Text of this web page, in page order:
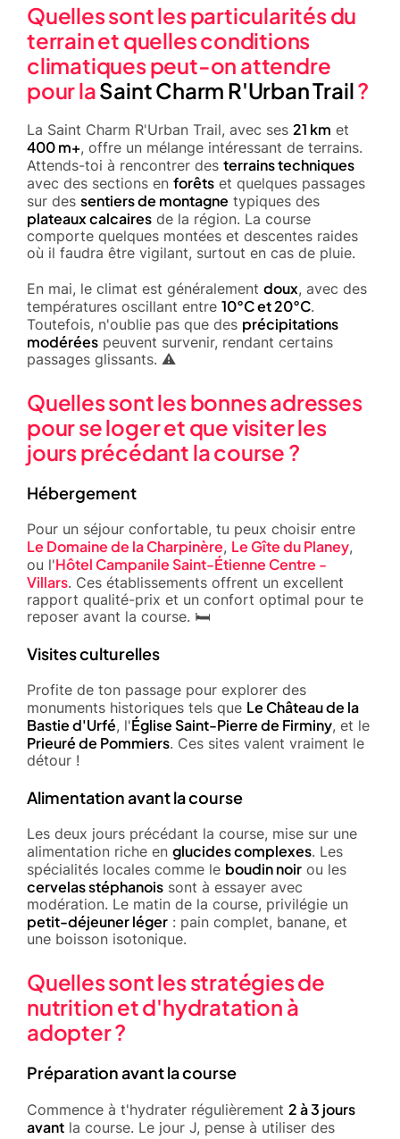
Quelles sont les particularités du
terrain et quelles conditions
climatiques peut-on attendre
pour laSaint Charm R'Urban Trail?
La Saint Charm R'Urban Trail, avec ses 21 km et
400 m+, offre un mélange intéressant de terrains.
Attends-toi à rencontrer des terrains techniques
avec des sections en forêts et quelques passages
sur des sentiers de montagne typiques des
plateaux calcaires de la région. La course
comporte quelques montées et descentes raides
où il faudra être vigilant, surtout en cas de pluie.
En mai, le climat est généralement doux, avec des
températures oscillant entre 10°C et 20°C.
Toutefois, n'oublie pas que des précipitations
modérées peuvent survenir, rendant certains
passages glissants. ⚠️
Quelles sont les bonnes adresses
pour se loger et que visiter les
jours précédant la course ?
Hébergement
Pour un séjour confortable, tu peux choisir entre
Le Domaine de la Charpinère, Le Gîte du Planey,
ou l'Hôtel Campanile Saint-Étienne Centre -
Villars. Ces établissements offrent un excellent
rapport qualité-prix et un confort optimal pour te
reposer avant la course. 🛏️
Visites culturelles
Profite de ton passage pour explorer des
monuments historiques tels que Le Château de la
Bastie d'Urfé, l'Église Saint-Pierre de Firminy, et le
Prieuré de Pommiers. Ces sites valent vraiment le
détour !
Alimentation avant la course
Les deux jours précédant la course, mise sur une
alimentation riche en glucides complexes. Les
spécialités locales comme le boudin noir ou les
cervelas stéphanois sont à essayer avec
modération. Le matin de la course, privilégie un
petit-déjeuner léger : pain complet, banane, et
une boisson isotonique.
Quelles sont les stratégies de
nutrition et d'hydratation à
adopter ?
Préparation avant la course
Commence à t'hydrater régulièrement 2 à 3 jours
avant la course. Le jour J, pense à utiliser des